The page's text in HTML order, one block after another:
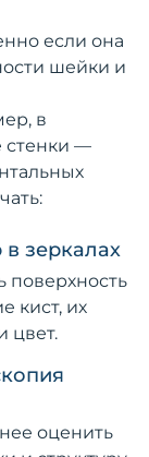
если она
шейки и
в
стенки —
в зеркалах
поверхность
кист, их
цвет.
оценить